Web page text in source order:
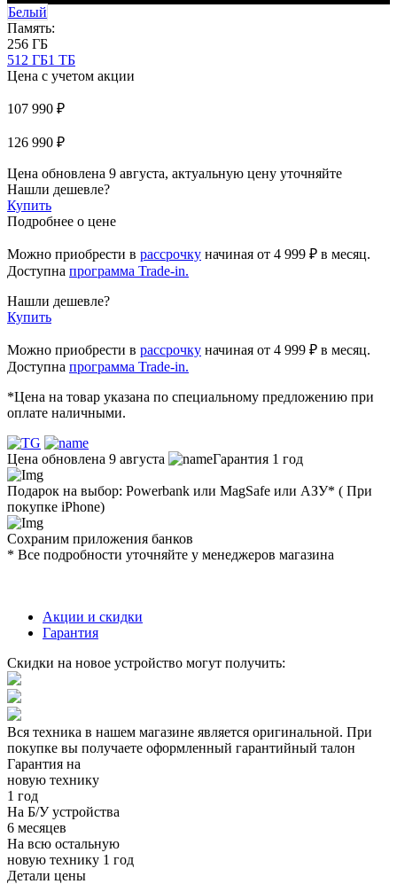
Белый
Память:
256 ГБ
512 ГБ1 ТБ
Цена с учетом акции
107 990 ₽
126 990 ₽
Цена обновлена 9 августа, актуальную цену уточняйте
Нашли дешевле?
Купить
Подробнее о цене
Можно приобрести в рассрочку начиная от 4 999 ₽ в месяц.
Доступна программа Trade-in.
Нашли дешевле?
Купить
Можно приобрести в рассрочку начиная от 4 999 ₽ в месяц.
Доступна программа Trade-in.
*Цена на товар указана по специальному предложению при
оплате наличными.
Цена обновлена 9 августа Гарантия 1 год
Подарок на выбор: Powerbank или MagSafe или AЗУ* ( При
покупке iPhone)
Сохраним приложения банков
* Все подробности уточняйте у менеджеров магазина
Акции и скидки
Гарантия
Скидки на новое устройство могут получить:
Вся техника в нашем магазине является оригинальной. При
покупке вы получаете оформленный гарантийный талон
Гарантия на
новую технику
1 год
На Б/У устройства
6 месяцев
На всю остальную
новую технику 1 год
Детали цены